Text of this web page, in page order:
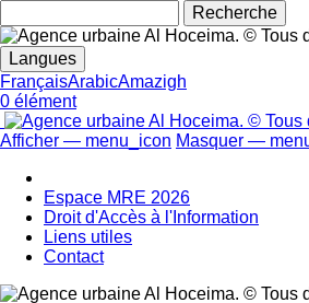
Langues
FrançaisArabicAmazigh
0 élément
Afficher — menu_icon Masquer —
Espace MRE 2026
Droit d'Accès à l'Information
Liens utiles
Contact